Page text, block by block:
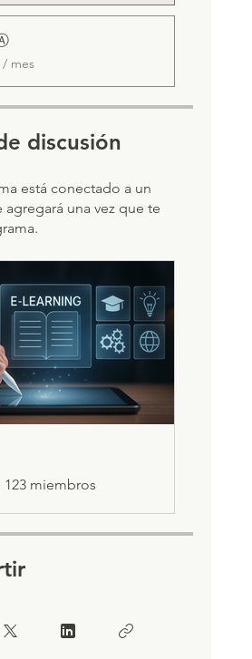
/ mes
discusión
está conectado a un
agregará una vez que te
123 miembros